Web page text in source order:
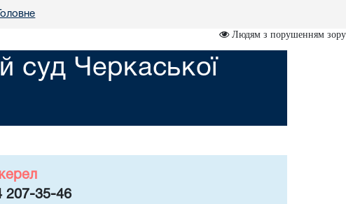
Людям з порушенням зору
суд Черкаської
207-35-46